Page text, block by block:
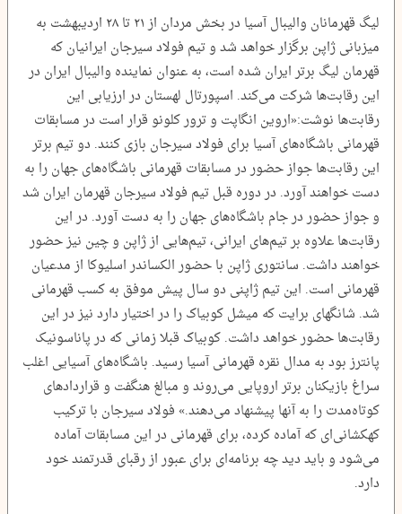
لیگ قهرمانان والیبال آسیا در بخش مردان از ۲۱ تا ۲۸ اردیبهشت به
میزبانی ژاپن برگزار خواهد شد و تیم فولاد سیرجان ایرانیان که
قهرمان لیگ برتر ایران شده است، به عنوان نماینده والیبال ایران در
این رقابت‌ها شرکت می‌کند. اسپورتال لهستان در ارزیابی‌ این
رقابت‌ها نوشت:«اروین انگاپت و ترور کلونو قرار است در مسابقات
قهرمانی باشگاه‌های آسیا برای فولاد سیرجان بازی کنند. دو تیم برتر
این رقابت‌ها جواز حضور در مسابقات قهرمانی باشگاه‌های جهان را به
دست خواهند آورد. در دوره قبل تیم فولاد سیرجان قهرمان ایران شد
و جواز حضور در جام باشگاه‌های جهان را به دست آورد. در این
رقابت‌ها علاوه بر تیم‌های ایرانی، تیم‌هایی از ژاپن و چین نیز حضور
خواهند داشت. سانتوری ژاپن با حضور الکساندر اسلیوکا از مدعیان
قهرمانی است. این تیم ژاپنی دو سال پیش موفق به کسب قهرمانی
شد. شانگهای برایت که میشل کوبیاک را در اختیار دارد نیز در این
رقابت‌ها حضور خواهد داشت. کوبیاک قبلا زمانی که در پاناسونیک
پانترز بود به مدال نقره قهرمانی آسیا رسید. باشگاه‌های آسیایی اغلب
سراغ بازیکنان برتر اروپایی می‌روند و مبالغ هنگفت و قراردادهای
کوتاه‌مدت را به آنها پیشنهاد می‌دهند.» فولاد سیرجان با ترکیب
کهکشانی‌ای که آماده کرده‌، برای قهرمانی در این مسابقات آماده
می‌شود و باید دید چه برنامه‌ای برای عبور از رقبای قدرتمند خود
دارد.